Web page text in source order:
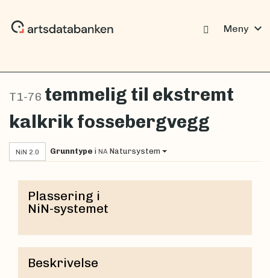
Meny expand_more
T1-76 temmelig til ekstremt
kalkrik fossebergvegg
NiN 2.0 Grunntype i NA Natursystem
Plassering i
NiN-systemet
Beskrivelse